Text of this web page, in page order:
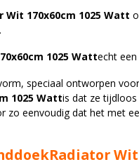
Wit 170x60cm 1025 Watt
1025 Wattecht
speciaal ontworpen
1025 Wattis dat ze tijdloos
zo eenvoudig dat het met
Wit